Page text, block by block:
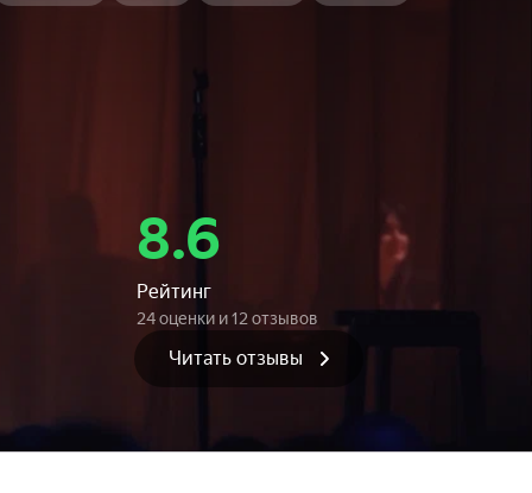
8.6
Рейтинг
24 оценки и 12 отзывов
Читать отзывы